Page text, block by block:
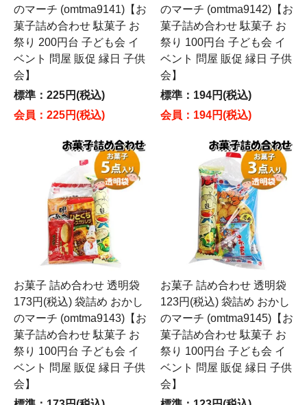
のマーチ (omtma9141)【お
菓子詰め合わせ 駄菓子 お
祭り 200円台 子ども会 イ
ベント 問屋 販促 縁日 子供
会】
標準：225円(税込)
会員：225円(税込)
のマーチ (omtma9142)【お
菓子詰め合わせ 駄菓子 お
祭り 100円台 子ども会 イ
ベント 問屋 販促 縁日 子供
会】
標準：194円(税込)
会員：194円(税込)
お菓子 詰め合わせ 透明袋
173円(税込) 袋詰め おかし
のマーチ (omtma9143)【お
菓子詰め合わせ 駄菓子 お
祭り 100円台 子ども会 イ
ベント 問屋 販促 縁日 子供
会】
お菓子 詰め合わせ 透明袋
123円(税込) 袋詰め おかし
のマーチ (omtma9145)【お
菓子詰め合わせ 駄菓子 お
祭り 100円台 子ども会 イ
ベント 問屋 販促 縁日 子供
会】